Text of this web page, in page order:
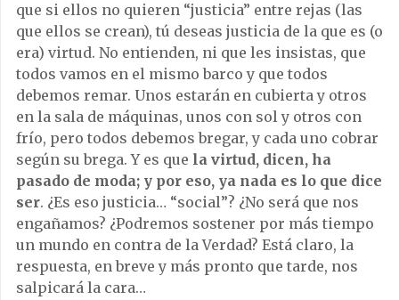
que si ellos no quieren “justicia” entre rejas (las
que ellos se crean), tú deseas justicia de la que es (o
era) virtud. No entienden, ni que les insistas, que
todos vamos en el mismo barco y que todos
debemos remar. Unos estarán en cubierta y otros
en la sala de máquinas, unos con sol y otros con
frío, pero todos debemos bregar, y cada uno cobrar
según su brega. Y es que la virtud, dicen, ha
pasado de moda; y por eso, ya nada es lo que dice
ser. ¿Es eso justicia… “social”? ¿No será que nos
engañamos? ¿Podremos sostener por más tiempo
un mundo en contra de la Verdad? Está claro, la
respuesta, en breve y más pronto que tarde, nos
salpicará la cara…